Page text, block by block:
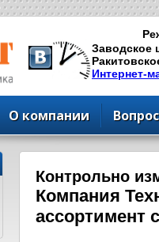
Заводское
Интернет-
О компании
Контрольно
Компания
ассортимент